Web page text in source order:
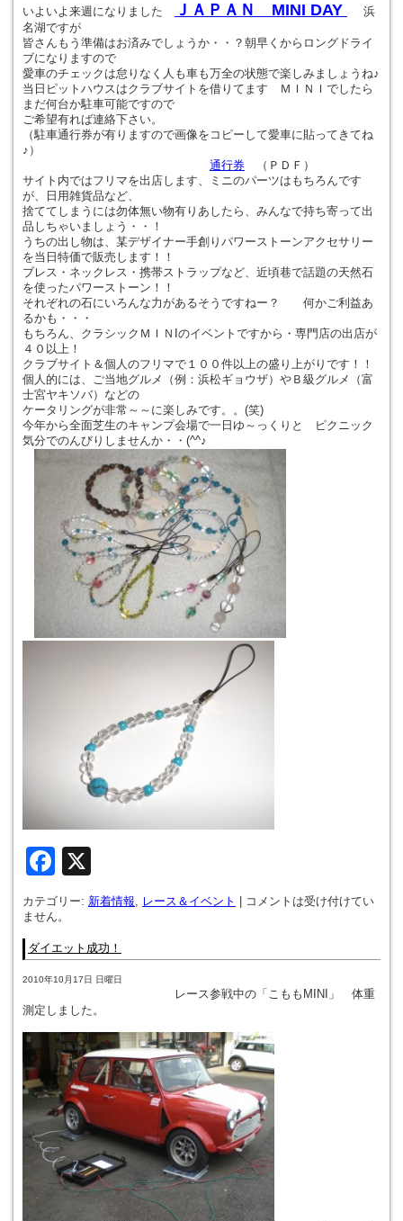
いよいよ来週になりました ＪＡＰＡＮ MINI DAY
浜
名湖ですが
皆さんもう準備はお済みでしょうか・・？朝早くからロングドライ
ブになりますので
愛車のチェックは怠りなく人も車も万全の状態で楽しみましょうね♪
当日ピットハウスはクラブサイトを借りてます ＭＩＮＩでしたら
まだ何台か駐車可能ですので
ご希望有れば連絡下さい。
（駐車通行券が有りますので画像をコピーして愛車に貼ってきてね
♪）
通行券
（ＰＤＦ）
サイト内ではフリマを出店します、ミニのパーツはもちろんです
が、日用雑貨品など、
捨ててしまうには勿体無い物有りあしたら、みんなで持ち寄って出
品しちゃいましょう・・！
うちの出し物は、某デザイナー手創りパワーストーンアクセサリー
を当日特価で販売します！！
ブレス・ネックレス・携帯ストラップなど、近頃巷で話題の天然石
を使ったパワーストーン！！
それぞれの石にいろんな力があるそうですねー？ 何かご利益あ
るかも・・・
もちろん、クラシックＭＩＮIのイベントですから・専門店の出店が
４０以上！
クラブサイト＆個人のフリマで１００件以上の盛り上がりです！！
個人的には、ご当地グルメ（例：浜松ギョウザ）やＢ級グルメ（富
士宮ヤキソバ）などの
ケータリングが非常～～に楽しみです。。(笑)
今年から全面芝生のキャンプ会場で一日ゆ～っくりと ピクニック
気分でのんびりしませんか・・(^^♪
Facebook
カテゴリー: 新着情報, レース＆イベント
コメントは受け付けてい
ません。
ダイエット成功！
2010年10月17日 日曜日
レース参戦中の「こももMINI」 体重
測定しました。